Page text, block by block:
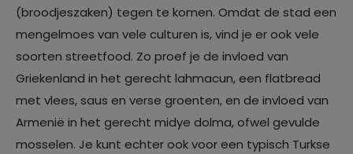
(broodjeszaken) tegen te komen. Omdat de stad een
mengelmoes van vele culturen is, vind je er ook vele
soorten streetfood. Zo proef je de invloed van
Griekenland in het gerecht lahmacun, een flatbread
met vlees, saus en verse groenten, en de invloed van
Armenië in het gerecht midye dolma, ofwel gevulde
mosselen. Je kunt echter ook voor een typisch Turkse